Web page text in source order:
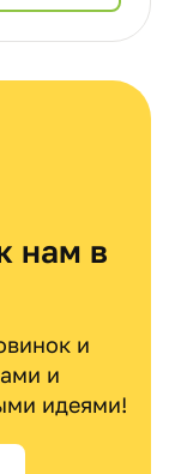
нам в
и
и
идеями!